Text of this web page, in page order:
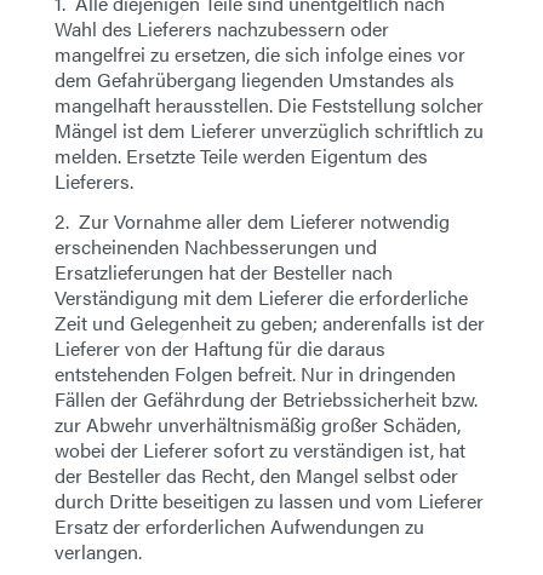
Wahl des Lieferers nachzubessern oder
mangelfrei zu ersetzen, die sich infolge eines vor
dem Gefahrübergang liegenden Umstandes als
mangelhaft herausstellen. Die Feststellung solcher
Mängel ist dem Lieferer unverzüglich schriftlich zu
melden. Ersetzte Teile werden Eigentum des
Lieferers.
2. Zur Vornahme aller dem Lieferer notwendig
erscheinenden Nachbesserungen und
Ersatzlieferungen hat der Besteller nach
Verständigung mit dem Lieferer die erforderliche
Zeit und Gelegenheit zu geben; anderenfalls ist der
Lieferer von der Haftung für die daraus
entstehenden Folgen befreit. Nur in dringenden
Fällen der Gefährdung der Betriebssicherheit bzw.
zur Abwehr unverhältnismäßig großer Schäden,
wobei der Lieferer sofort zu verständigen ist, hat
der Besteller das Recht, den Mangel selbst oder
durch Dritte beseitigen zu lassen und vom Lieferer
Ersatz der erforderlichen Aufwendungen zu
verlangen.